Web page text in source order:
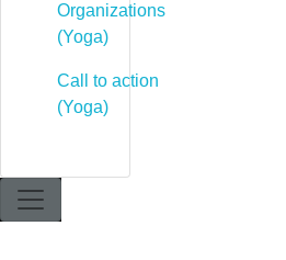
Organizations
(Yoga)
Call to action
(Yoga)